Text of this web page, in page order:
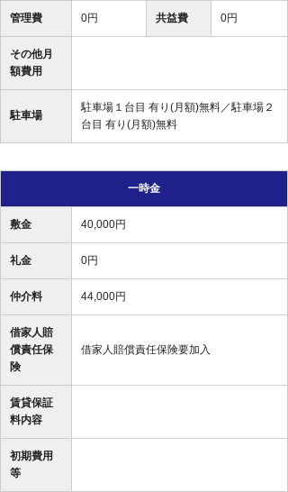
管理費 0円 共益費 0円
その他月
額費用
駐車場
駐車場１台目 有り(月額)無料／駐車場２
台目 有り(月額)無料
一時金
敷金 40,000円
礼金 0円
仲介料 44,000円
借家人賠
償責任保
険
借家人賠償責任保険要加入
賃貸保証
料内容
初期費用
等